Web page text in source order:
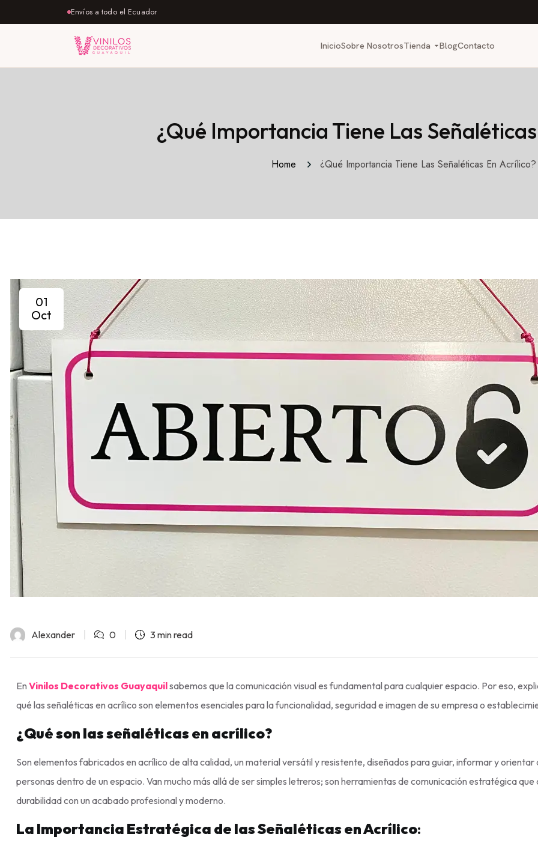
Envíos a todo el Ecuador
InicioSobre NosotrosTienda BlogContacto
¿Qué Importancia Tiene Las
Home ¿Qué Importancia Tiene Las Señaléticas En Acrílico?
01
Oct
Alexander 0 3 min read
En Vinilos Decorativos Guayaquilsabemos que la comunicación visual es fundamental para cualquier espacio. Por eso,
qué las señaléticas en acrílico son elementos esenciales para la funcionalidad, seguridad e imagen de su empresa o
¿Qué son las señaléticas en acrílico?
Son elementos fabricados en acrílico de alta calidad, un material versátil y resistente, diseñados para guiar, informar y orientar
personas dentro de un espacio. Van mucho más allá de ser simples letreros; son herramientas de comunicación estratégica que
durabilidad con un acabado profesional y moderno.
La Importancia Estratégica de las Señaléticas en Acrílico: